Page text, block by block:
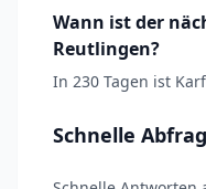
Wann ist der
Reutlingen?
In 230 Tagen ist
Schnelle